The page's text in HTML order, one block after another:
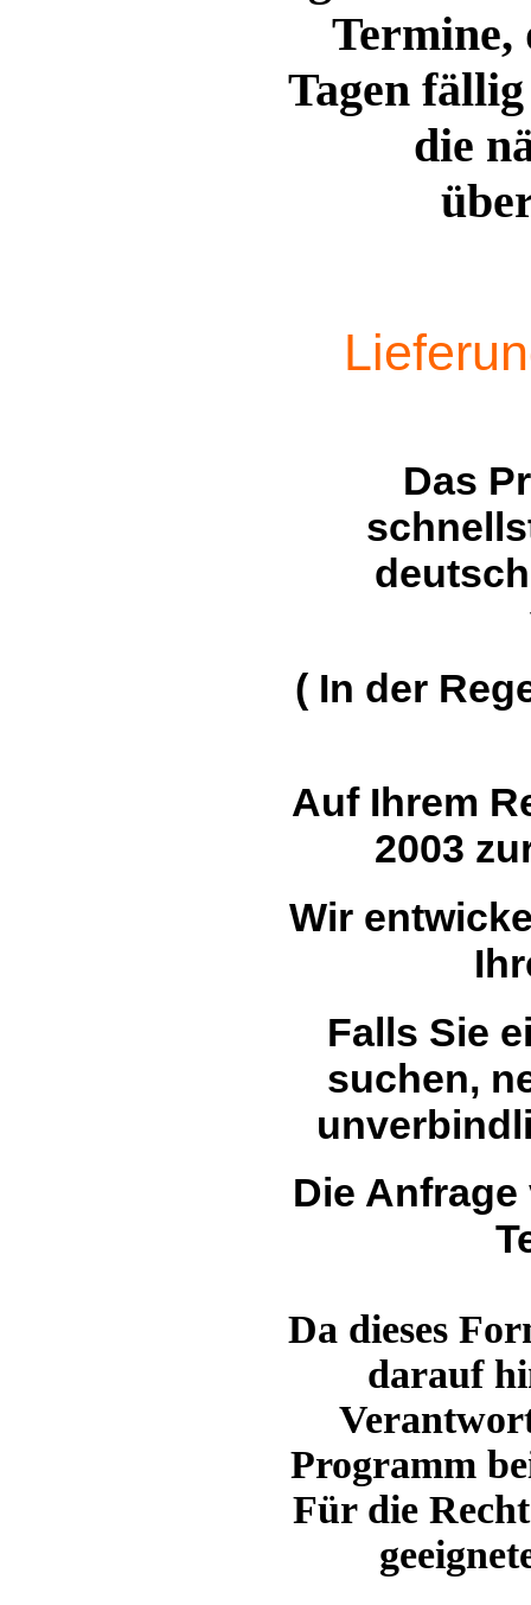
Termine,
Tagen
die
Das
( In der
Auf Ihrem
2003
Wir
Falls Sie
suchen,
Die
Da dieses
darauf
Programm
Für die